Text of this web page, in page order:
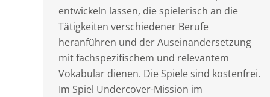
entwickeln lassen, die spielerisch an die
Tätigkeiten verschiedener Berufe
heranführen und der Auseinandersetzung
mit fachspezifischem und relevantem
Vokabular dienen. Die Spiele sind kostenfrei.
Im Spiel Undercover-Mission im